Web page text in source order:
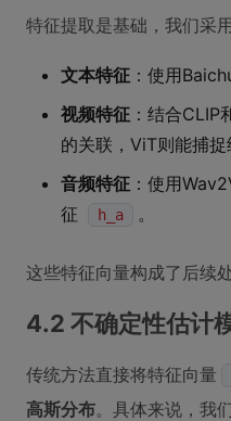
特征提取是基础，我们采
文本特征 ：使用
视频特征 ：结合
的关联，ViT则能捕捉
音频特征 ：使用
征
h_a 。
这些特征向量构成了后续
4.2 不确定性估计
传统方法直接将特征向量
高斯分布。具体来说，我